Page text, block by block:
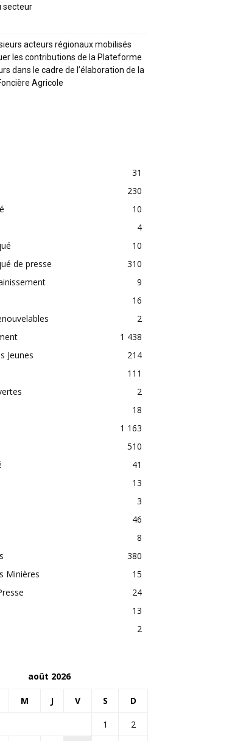
secteur
acteurs régionaux mobilisés
les contributions de la Plateforme
dans le cadre de l’élaboration de la
Agricole
31
230
10
4
10
de presse
310
9
16
2
1 438
Jeunes
214
111
2
18
1 163
510
41
13
3
46
8
380
Minières
15
24
13
2
août 2026
M J V S D
1
2